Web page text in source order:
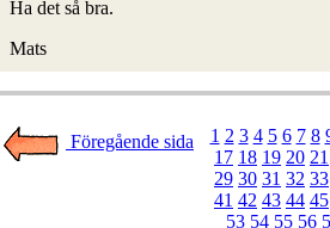
Ha det så bra.
Mats
Föregående sida 1 2 3 4 5 6 7 8
17 18 19 20 21
29 30 31 32 33
41 42 43 44 45
53 54 55 56